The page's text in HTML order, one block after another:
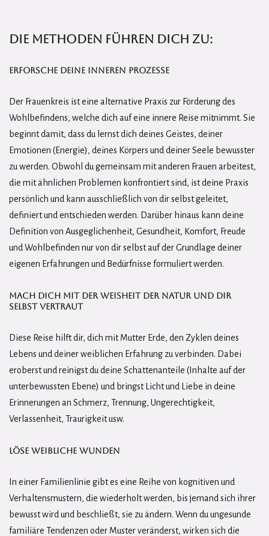
Die Methoden führen dich zu:
Erforsche deine inneren Prozesse
Der Frauenkreis ist eine alternative Praxis zur Förderung des
Wohlbefindens, welche dich auf eine innere Reise mitnimmt. Sie
beginnt damit, dass du lernst dich deines Geistes, deiner
Emotionen (Energie), deines Körpers und deiner Seele bewusster
zu werden. Obwohl du gemeinsam mit anderen Frauen arbeitest,
die mit ähnlichen Problemen konfrontiert sind, ist deine Praxis
persönlich und kann ausschließlich von dir selbst geleitet,
definiert und entschieden werden. Darüber hinaus kann deine
Definition von Ausgeglichenheit, Gesundheit, Komfort, Freude
und Wohlbefinden nur von dir selbst auf der Grundlage deiner
eigenen Erfahrungen und Bedürfnisse formuliert werden.
Mach dich mit der Weisheit der Natur und dir
selbst vertraut
Diese Reise hilft dir, dich mit Mutter Erde, den Zyklen deines
Lebens und deiner weiblichen Erfahrung zu verbinden. Dabei
eroberst und reinigst du deine Schattenanteile (Inhalte auf der
unterbewussten Ebene) und bringst Licht und Liebe in deine
Erinnerungen an Schmerz, Trennung, Ungerechtigkeit,
Verlassenheit, Traurigkeit usw.
Löse weibliche Wunden
In einer Familienlinie gibt es eine Reihe von kognitiven und
Verhaltensmustern, die wiederholt werden, bis jemand sich ihrer
bewusst wird und beschließt, sie zu ändern. Wenn du ungesunde
familiäre Tendenzen oder Muster veränderst, wirken sich die